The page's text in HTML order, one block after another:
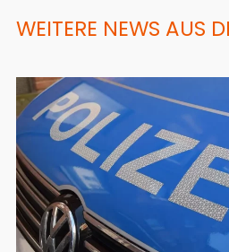
WEITERE NEWS AUS